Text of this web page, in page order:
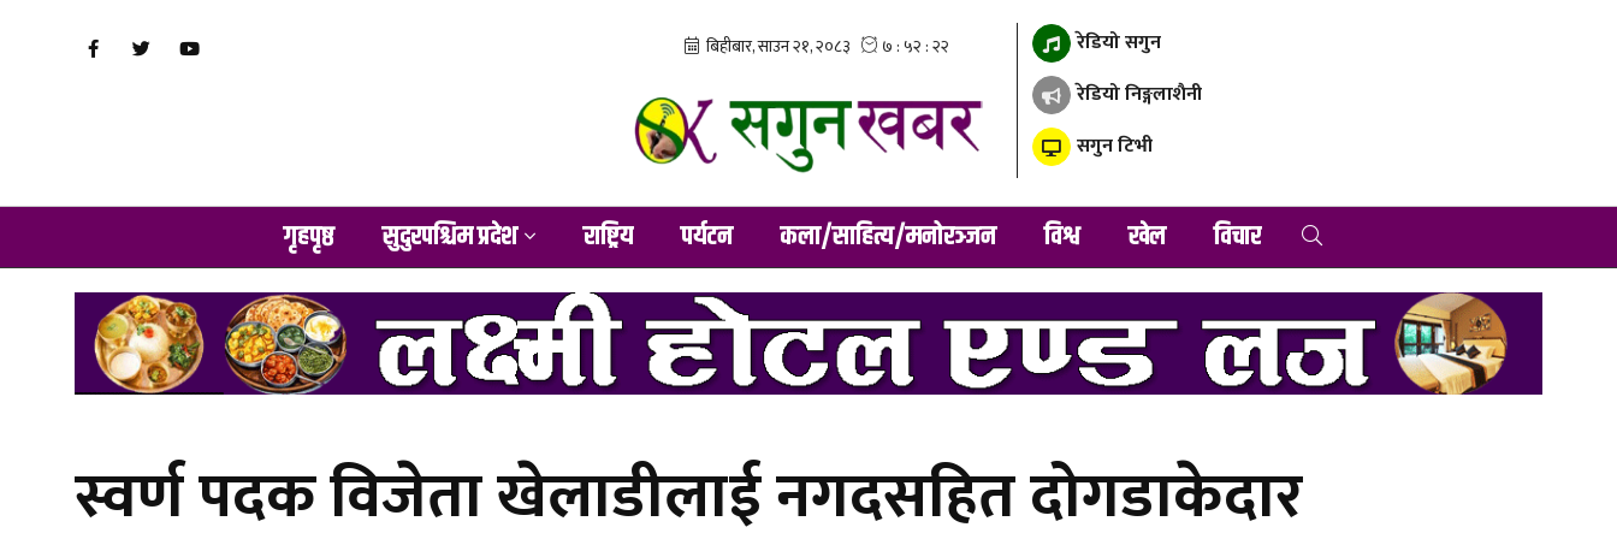
रेडियो सगुन
रेडियो निङ्गलाशैनी
सगुन टिभी
गृहपृष्ठ सुदुरपश्चिम प्रदेश राष्ट्रिय पर्यटन कला/साहित्य/मनोरञ्जन विश्व खेल विचार
स्वर्ण पदक विजेता खेलाडीलाई नगदसहित दोगडाकेदार